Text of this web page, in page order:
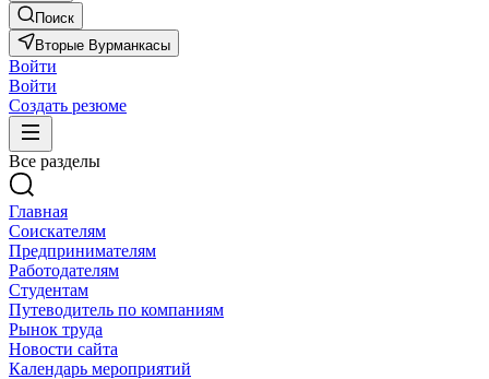
Поиск
Вторые Вурманкасы
Войти
Войти
Создать резюме
Все разделы
Главная
Соискателям
Предпринимателям
Работодателям
Студентам
Путеводитель по компаниям
Рынок труда
Новости сайта
Календарь мероприятий